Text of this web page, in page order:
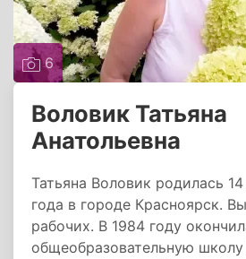
6
Воловик Татьяна
Анатольевна
Татьяна Воловик родилась 14
года в городе Красноярск.
рабочих. В 1984 году
общеобразовательную